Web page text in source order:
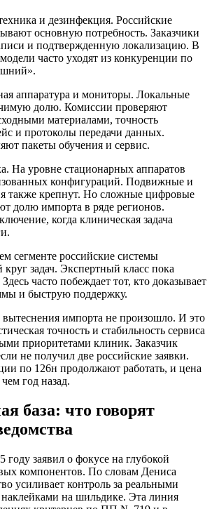
и дезинфекция. Российские
основную потребность. Заказчики
и подтвержденную локализацию. В
часто уходят из конкуренции по
аппаратура и мониторы. Локальные
долю. Комиссии проверяют
материалами, точность
и протоколы передачи данных.
пакеты обучения и сервис.
На уровне стационарных аппаратов
конфигураций. Подвижные и
также крепнут. Но сложные цифровые
долю импорта в ряде регионов.
когда клиническая задача
сегменте российские системы
задач. Экспертный класс пока
часто побеждает тот, кто доказывает
и быструю поддержку.
импорта не произошло. И это
точность и стабильность сервиса
приоритетами клиник. Заказчик
не получил две российские заявки.
по 126н продолжают работать, и цена
год назад.
база: что говорят
заявил о фокусе на глубокой
компонентов. По словам Дениса
усиливает контроль за реальными
на шильдике. Эта линия